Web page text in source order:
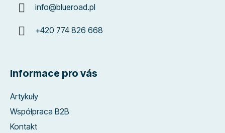
info@blueroad.pl
+420 774 826 668
Informace pro vás
Artykuły
Współpraca B2B
Kontakt